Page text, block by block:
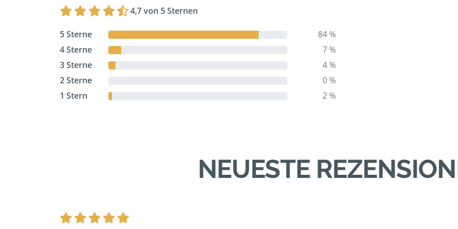
4,7 von 5 Sternen
5 Sterne
84 %
4 Sterne
7 %
3 Sterne
4 %
2 Sterne
0 %
1 Stern
2 %
NEUESTE